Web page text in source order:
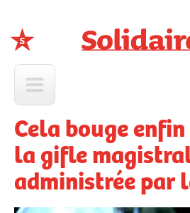
Cela bouge enfin
la gifle
administrée par